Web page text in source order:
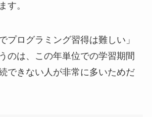
す。
プログラミング習得は難しい」
のは、この年単位での学習期間
できない人が非常に多いためだ